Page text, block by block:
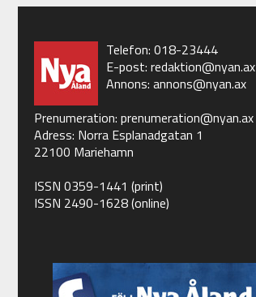
Telefon: 018-23444
E-post: redaktion@nyan.ax
Annons: annons@nyan.ax
Prenumeration: prenumeration@nyan.ax
Adress: Norra Esplanadgatan 1
22100 Mariehamn
ISSN 0359-1441 (print)
ISSN 2490-1628 (online)